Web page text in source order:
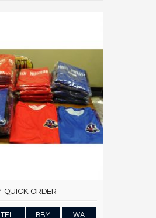
QUICK ORDER
TEL BBM WA